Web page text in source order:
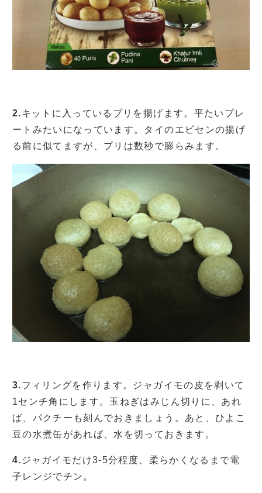
2.キットに入っているプリを揚げます。平たいプレ
ートみたいになっています。タイのエビセンの揚げ
る前に似てますが、プリは数秒で膨らみます。
3.フィリングを作ります。ジャガイモの皮を剥いて
1センチ角にします。玉ねぎはみじん切りに、あれ
ば、パクチーも刻んでおきましょう。あと、ひよこ
豆の水煮缶があれば、水を切っておきます。
4. ジャガイモだけ3-5分程度、柔らかくなるまで電
子レンジでチン。